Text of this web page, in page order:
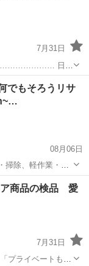
7月31日
でもそろうリサ
08月06日
掃除、軽作業・物
ア・パ]時給1,200
額 高校生時給
ア商品の検品 愛
7月31日